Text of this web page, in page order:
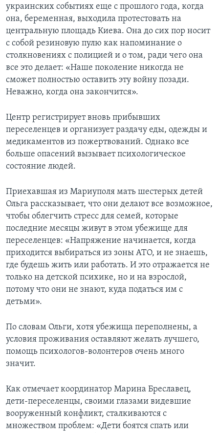
украинских событиях еще с прошлого года, когда
она, беременная, выходила протестовать на
центральную площадь Киева. Она до сих пор носит
с собой резиновую пулю как напоминание о
столкновениях с полицией и о том, ради чего она
все это делает: «Наше поколение никогда не
сможет полностью оставить эту войну позади.
Неважно, когда она закончится».
Центр регистрирует вновь прибывших
переселенцев и организует раздачу еды, одежды и
медикаментов из пожертвований. Однако все
больше опасений вызывает психологическое
состояние людей.
Приехавшая из Мариуполя мать шестерых детей
Ольга рассказывает, что они делают все возможное,
чтобы облегчить стресс для семей, которые
последние месяцы живут в этом убежище для
переселенцев: «Напряжение начинается, когда
приходится выбираться из зоны АТО, и не знаешь,
где будешь жить или работать. И это отражается не
только на детской психике, но и на взрослой,
потому что они не знают, куда податься им с
детьми».
По словам Ольги, хотя убежища переполнены, а
условия проживания оставляют желать лучшего,
помощь психологов-волонтеров очень много
значит.
Как отмечает координатор Марина Бреславец,
дети-переселенцы, своими глазами видевшие
вооруженный конфликт, сталкиваются с
множеством проблем: «Дети боятся спать или